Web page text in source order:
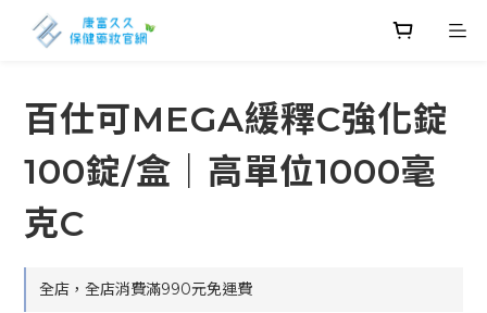
百仕可MEGA緩釋C強化錠
100錠/盒｜高單位1000毫
克C
全店，全店消費滿990元免運費